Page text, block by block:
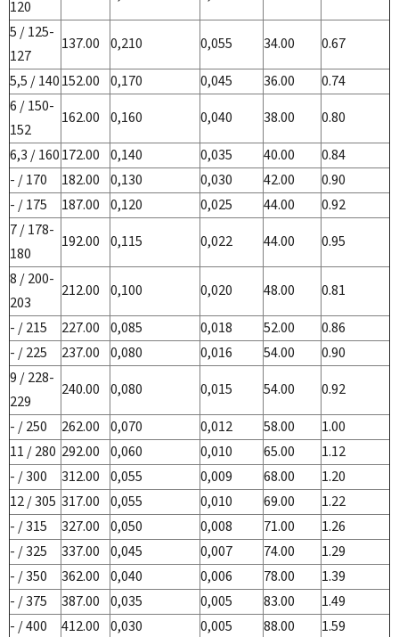
120
5 / 125-
127
137.00 0,210 0,055 34.00
0.67
5,5 / 140152.00 0,170 0,045 36.00
0.74
6 / 150-
152
162.00 0,160 0,040 38.00
0.80
6,3 / 160172.00 0,140 0,035 40.00
0.84
- / 170
182.00 0,130 0,030 42.00
0.90
- / 175
187.00 0,120 0,025 44.00
0.92
7 / 178-
180
192.00 0,115 0,022 44.00
0.95
8 / 200-
203
212.00 0,100 0,020 48.00
0.81
- / 215
227.00 0,085 0,018 52.00
0.86
- / 225
237.00 0,080 0,016 54.00
0.90
9 / 228-
229
240.00 0,080 0,015 54.00
0.92
- / 250
262.00 0,070 0,012 58.00
1.00
11 / 280 292.00 0,060 0,010 65.00
1.12
- / 300
312.00 0,055 0,009 68.00
1.20
12 / 305 317.00 0,055 0,010 69.00
1.22
- / 315
327.00 0,050 0,008 71.00
1.26
- / 325
337.00 0,045 0,007 74.00
1.29
- / 350
362.00 0,040 0,006 78.00
1.39
- / 375
387.00 0,035 0,005 83.00
1.49
- / 400
412.00 0,030 0,005 88.00
1.59